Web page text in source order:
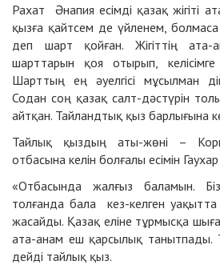
Рахат Әнапия есімді қазақ жігіті
қызға қайтсем де үйленем,
деп шарт қойған. Жігіттің
шарттарын қоя отырып,
Шарттың ең әуелгісі мұсылман
Содан соң қазақ салт-дәстүрін
айтқан. Тайландтық қыз барлығына
Тайлық қыздың аты-жөні –
отбасына келін болғалы есімін
«Отбасында жалғыз баламын.
толғанда бала кез-келген
жасайды. Қазақ еліне тұрмысқа
ата-анам еш қарсылық танытпады.
дейді тайлық қыз.